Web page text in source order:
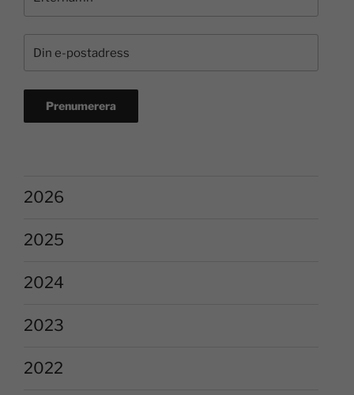
2026
2025
2024
2023
2022